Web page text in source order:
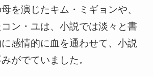
を演じたキム・ミギョンや、
ン・ユは、小説では淡々と書
感情的に血を通わせて、小説
がでていました。